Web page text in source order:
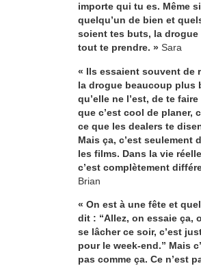
importe qui tu es. Même
quelqu’un de bien et
soient tes buts, la drogue
tout te prendre. » Sara
« Ils essaient souvent de
la drogue beaucoup plus
qu’elle ne l’est, de te
que c’est cool de planer,
ce que les dealers te
Mais ça, c’est seulement
les films. Dans la vie
c’est complètement
Brian
« On est à une fête et
dit : “Allez, on essaie ça,
se lâcher ce soir, c’est
pour le week-end.” Mais
pas comme ça. Ce n’est